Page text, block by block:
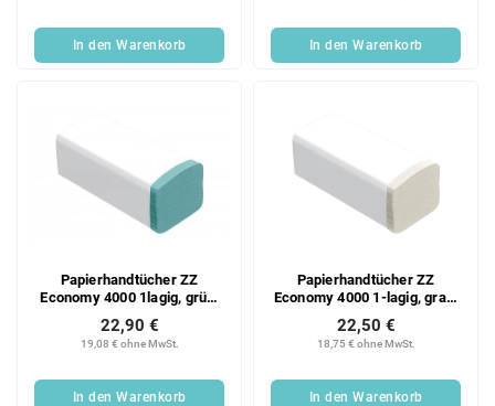
In den Warenkorb In den Warenkorb
Papierhandtücher ZZ
Economy 4000 1lagig, grün,
Karton
19,08 € ohne MwSt.
22,90 €
In den Warenkorb
Papierhandtücher ZZ
Economy 4000 1-lagig, grau,
Karton
18,75 € ohne MwSt.
22,50 €
In den Warenkorb